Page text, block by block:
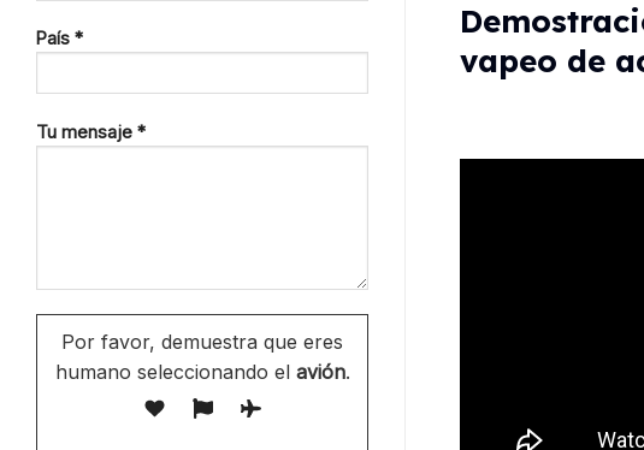
País *
Tu mensaje *
Por favor, demuestra que eres
humano seleccionando elavión.
vapeo de